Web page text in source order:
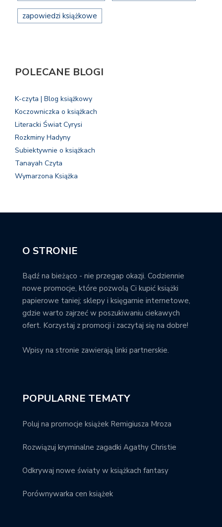
zapowiedzi książkowe
POLECANE BLOGI
K-czyta | Blog książkowy
Koczowniczka o książkach
Literacki Świat Cyrysi
Rozkminy Hadyny
Subiektywnie o książkach
Tanayah Czyta
Wymarzona Książka
O STRONIE
Bądź na bieżąco - nie przegap okazji. Codziennie
nowe promocje, które pozwolą Ci kupić książki
papierowe taniej; sklepy i księgarnie internetowe,
gdzie warto zajrzeć w poszukiwaniu ciekawych
ofert. Korzystaj z promocji i zaczytaj się na dobre!
Wpisy na stronie zawierają linki partnerskie.
POPULARNE TEMATY
Poluj na promocje książek Remigiusza Mroza
Rozwiązuj kryminalne zagadki Agathy Christie
Odkrywaj nowe światy w książkach fantasy
Porównywarka cen książek